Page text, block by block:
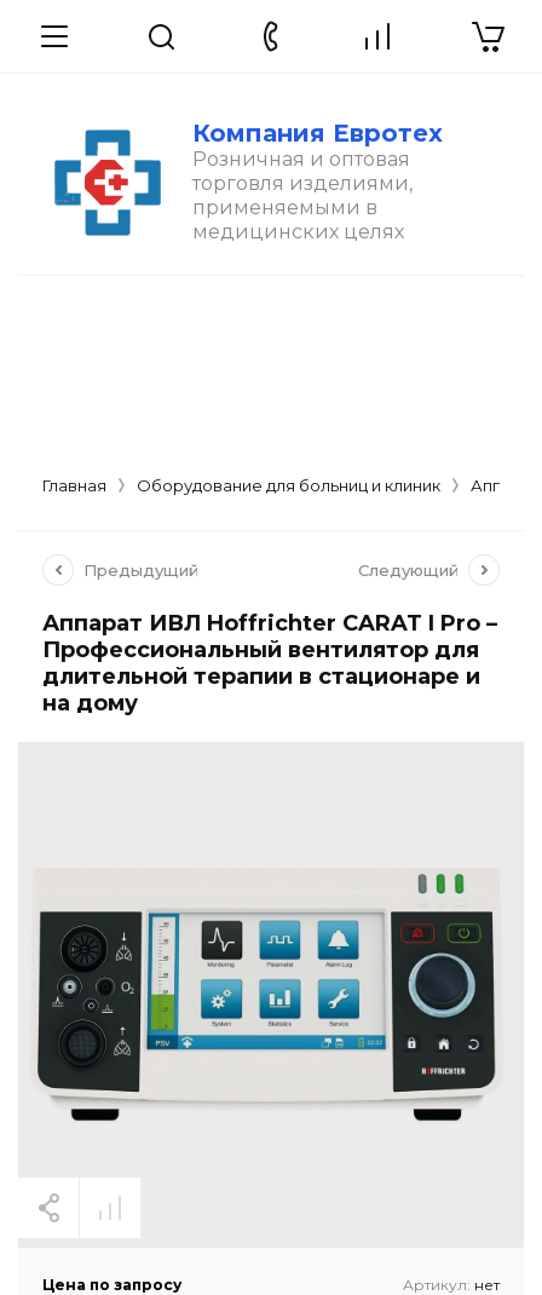
Компания Евротех
Розничная и оптовая
торговля изделиями,
применяемыми в
медицинских целях
Главная Оборудование для больниц и клиник
Предыдущий Следующий
Аппарат ИВЛ Hoffrichter CARAT I Pro –
Профессиональный вентилятор для
длительной терапии в стационаре и
на дому
Цена по запросу Артикул: нет